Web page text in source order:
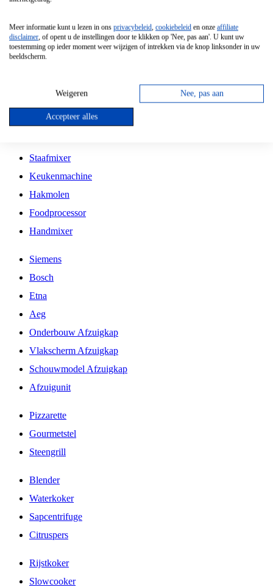
Vrijstaande Magnetron
Vrijstaande Kookplaat
Inbouw Gaskookplaat
Inbouw Keramische Kookplaat
Kookplaat Accessoires
Staafmixer
Keukenmachine
Hakmolen
Foodprocessor
Handmixer
Siemens
Bosch
Etna
Aeg
Onderbouw Afzuigkap
Vlakscherm Afzuigkap
Schouwmodel Afzuigkap
Afzuigunit
Pizzarette
Gourmetstel
Steengrill
Blender
Waterkoker
Sapcentrifuge
Citruspers
Rijstkoker
Slowcooker
Meer informatie kunt u lezen in ons privacybeleid, cookiebeleid en onze affiliate
disclaimer, of opent u de instellingen door te klikken op 'Nee, pas aan'. U kunt uw
toestemming op ieder moment weer wijzigen of intrekken via de knop linksonder in uw
beeldscherm.
Weigeren Nee, pas aan
Accepteer alles